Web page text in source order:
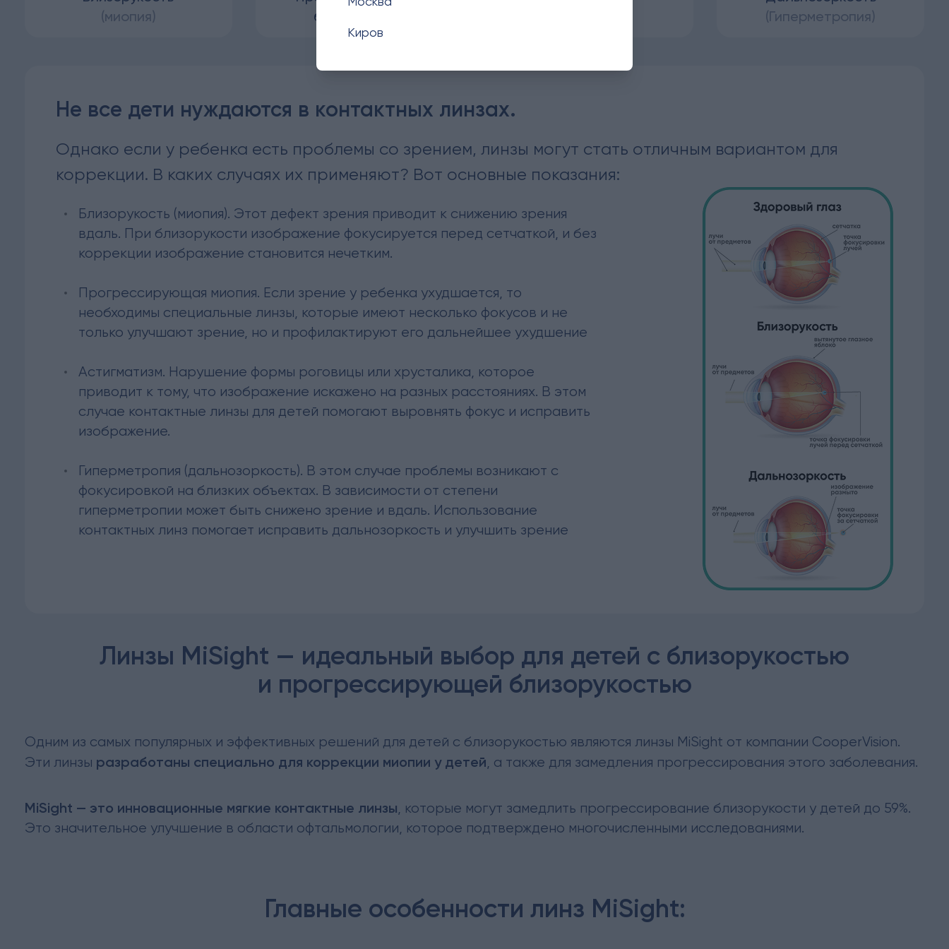
(миопия)
близорукость
(Гиперметропия)
Не все дети нуждаются в контактных линзах.
Однако если у ребенка есть проблемы со зрением, линзы могут стать отличным вариантом для
коррекции. В каких случаях их применяют? Вот основные показания:
Близорукость (миопия). Этот дефект зрения приводит к снижению зрения
вдаль. При близорукости изображение фокусируется перед сетчаткой, и без
коррекции изображение становится нечетким.
Прогрессирующая миопия. Если зрение у ребенка ухудшается, то
необходимы специальные линзы, которые имеют несколько фокусов и не
только улучшают зрение, но и профилактируют его дальнейшее ухудшение
Астигматизм. Нарушение формы роговицы или хрусталика, которое
приводит к тому, что изображение искажено на разных расстояниях. В этом
случае контактные линзы для детей помогают выровнять фокус и исправить
изображение.
Гиперметропия (дальнозоркость). В этом случае проблемы возникают с
фокусировкой на близких объектах. В зависимости от степени
гиперметропии может быть снижено зрение и вдаль. Использование
контактных линз помогает исправить дальнозоркость и улучшить зрение
Линзы MiSight — идеальный выбор для детей с близорукостью
и прогрессирующей близорукостью
Одним из самых популярных и эффективных решений для детей с близорукостью являются линзы MiSight от компании CooperVision.
Эти линзы разработаны специально для коррекции миопии у детей, а также для замедления прогрессирования этого заболевания.
MiSight — это инновационные мягкие контактные линзы, которые могут замедлить прогрессирование близорукости у детей до 59%.
Это значительное улучшение в области офтальмологии, которое подтверждено многочисленными исследованиями.
Главные особенности линз MiSight:
Киров